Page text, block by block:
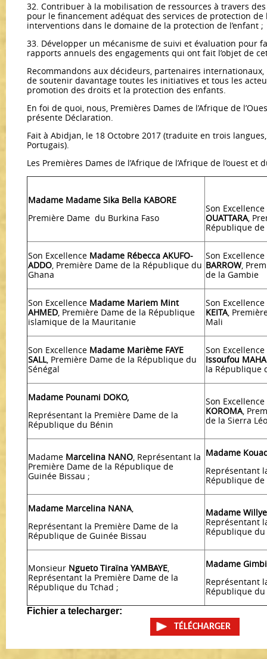
32. Contribuer à la mobilisation de ressources à travers
pour le financement adéquat des services de protection de
interventions dans le domaine de la protection de l’enfant ;
33. Développer un mécanisme de suivi et évaluation pour
rapports annuels des engagements qui ont fait l’objet de
Recommandons aux décideurs, partenaires
de soutenir davantage toutes les initiatives et tous les
promotion des droits et la protection des enfants.
En foi de quoi, nous, Premières Dames de l’Afrique de
présente Déclaration.
Fait à Abidjan, le 18 Octobre 2017 (traduite en trois
Portugais).
Les Premières Dames de l’Afrique de l’Afrique de l’ouest et
Madame Madame Sika Bella KABORE
Première Dame du Burkina Faso
Son Excellence
OUATTARA,
République de
Son Excellence Madame Rébecca AKUFO-
ADDO, Première Dame de la République du
Ghana
Son Excellence
BARROW,
de la Gambie
Son Excellence Madame Mariem Mint
AHMED, Première Dame de la République
islamique de la Mauritanie
Son Excellence
KEITA,
Mali
Son Excellence Madame Marième FAYE
SALL, Première Dame de la République du
Sénégal
Son Excellence
Issoufou
la République
Madame Pounami DOKO,
Représentant la Première Dame de la
République du Bénin
Son Excellence
KOROMA,
de la Sierra
Madame Marcelina NANO, Représentant la
Première Dame de la République de
Guinée Bissau ;
Madame
Représentant
République de
Madame Marcelina NANA,
Représentant la Première Dame de la
République de Guinée Bissau
Madame
Représentant
République
Monsieur Ngueto Tiraïna YAMBAYE,
Représentant la Première Dame de la
République du Tchad ;
Madame
Représentant
République
Fichier a telecharger:
TÉLÉCHARGER